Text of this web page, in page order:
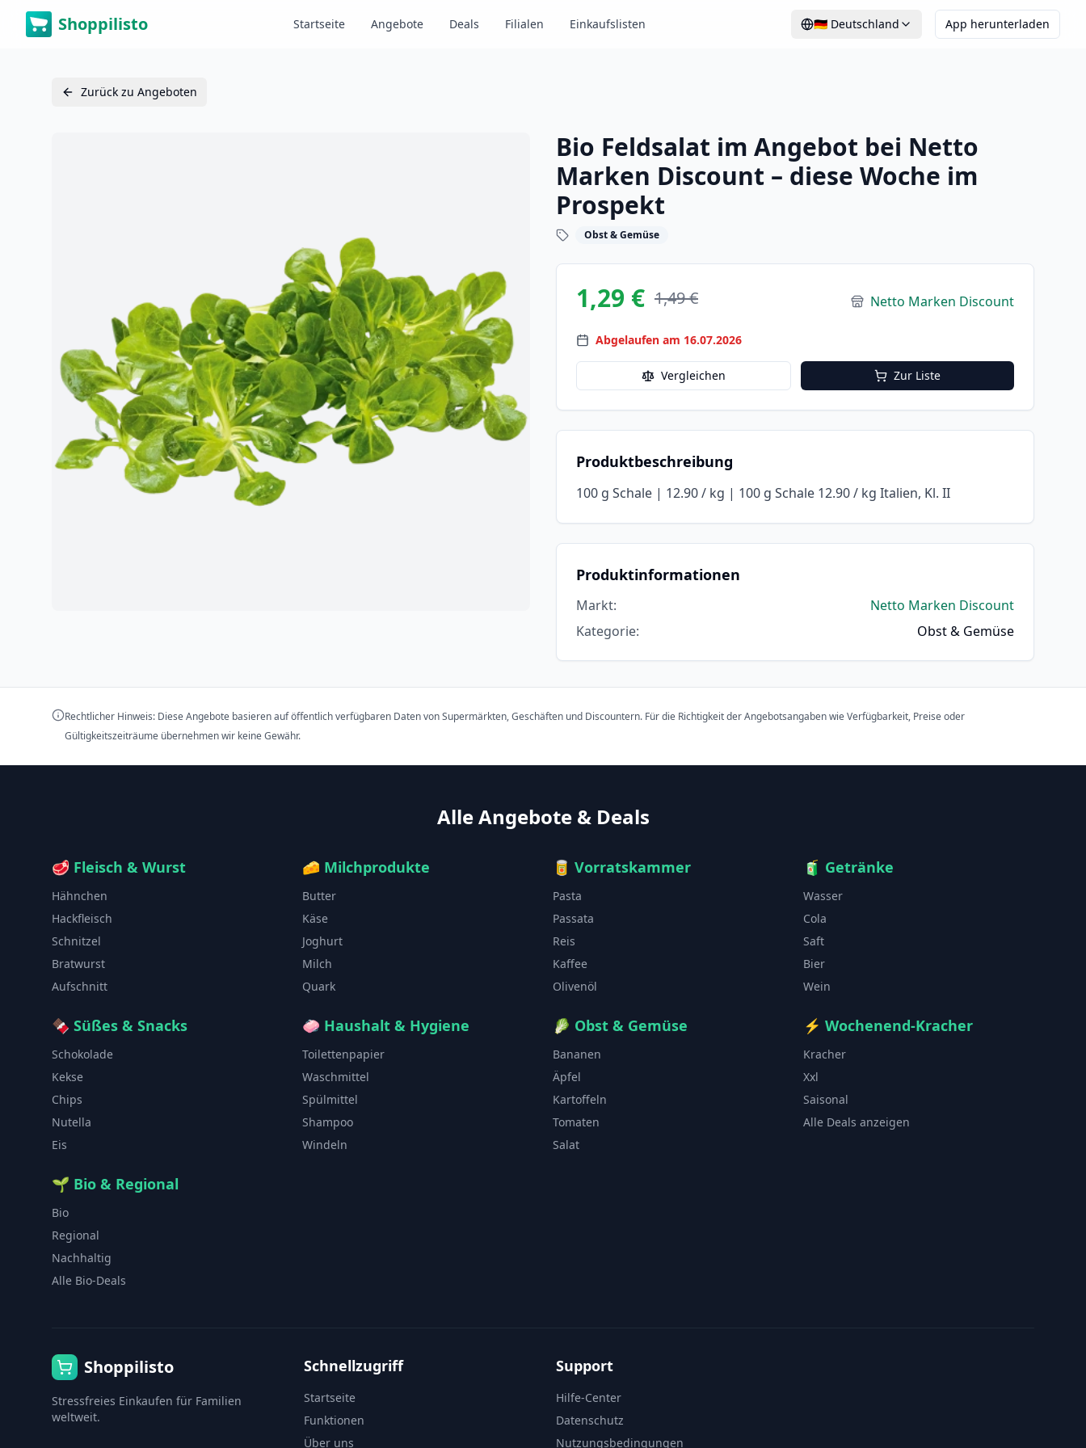
Shoppilisto Startseite Angebote Deals Filialen Einkaufslisten 🇩🇪 Deutschland App herunterladen
Zurück zu Angeboten
Bio Feldsalat im Angebot bei Netto
Marken Discount – diese Woche im
Prospekt
Obst & Gemüse
1,29 € 1,49 € Netto Marken Discount
Abgelaufen am 16.07.2026
Vergleichen Zur Liste
Produktbeschreibung
100 g Schale | 12.90 / kg | 100 g Schale 12.90 / kg Italien, Kl. II
Produktinformationen
Markt:
Netto Marken Discount
Kategorie: Obst & Gemüse
Rechtlicher Hinweis: Diese Angebote basieren auf öffentlich verfügbaren Daten von Supermärkten, Geschäften und Discountern. Für die Richtigkeit der Angebotsangaben wie Verfügbarkeit, Preise oder
Gültigkeitszeiträume übernehmen wir keine Gewähr.
Alle Angebote & Deals
🥩 Fleisch & Wurst
Hähnchen
Hackfleisch
Schnitzel
Bratwurst
Aufschnitt
🧀 Milchprodukte
Butter
Käse
Joghurt
Milch
Quark
🥫 Vorratskammer
Pasta
Passata
Reis
Kaffee
Olivenöl
🧃 Getränke
Wasser
Cola
Saft
Bier
Wein
🍫 Süßes & Snacks
Schokolade
Kekse
Chips
Nutella
Eis
🧼 Haushalt & Hygiene
Toilettenpapier
Waschmittel
Spülmittel
Shampoo
Windeln
🥬 Obst & Gemüse
Bananen
Äpfel
Kartoffeln
Tomaten
Salat
⚡ Wochenend-Kracher
Kracher
Xxl
Saisonal
Alle Deals anzeigen
🌱 Bio & Regional
Bio
Regional
Nachhaltig
Alle Bio-Deals
Shoppilisto
Stressfreies Einkaufen für Familien
weltweit.
Schnellzugriff
Startseite
Funktionen
Über uns
Support
Hilfe-Center
Datenschutz
Nutzungsbedingungen